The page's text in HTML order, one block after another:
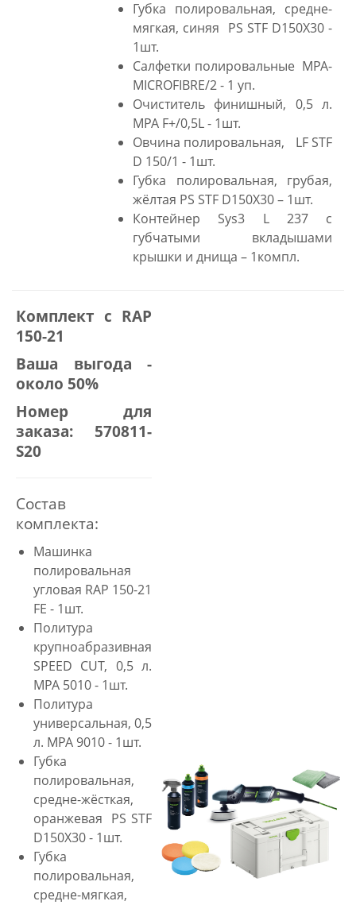
Губка полировальная, средне-
мягкая, синяя PS STF D150X30 -
1шт.
Салфетки полировальные MPA-
MICROFIBRE/2 - 1 уп.
Очиститель финишный, 0,5 л.
MPA F+/0,5L - 1шт.
Овчина полировальная, LF STF
D 150/1 - 1шт.
Губка полировальная, грубая,
жёлтая PS STF D150X30 – 1шт.
Контейнер Sys3 L 237 с
губчатыми вкладышами
крышки и днища – 1компл.
Комплект с RAP
150-21
Ваша выгода -
около 50%
Номер для
заказа: 570811-
S20
Состав
комплекта:
Машинка
полировальная
угловая RAP 150-21
FE - 1шт.
Политура
крупноабразивная
SPEED CUT, 0,5 л.
MPA 5010 - 1шт.
Политура
универсальная, 0,5
л. MPA 9010 - 1шт.
Губка
полировальная,
средне-жёсткая,
оранжевая PS STF
D150X30 - 1шт.
Губка
полировальная,
средне-мягкая,